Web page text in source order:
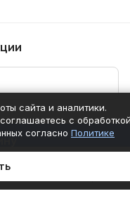
сайта и аналитики.
с
согласно Политике